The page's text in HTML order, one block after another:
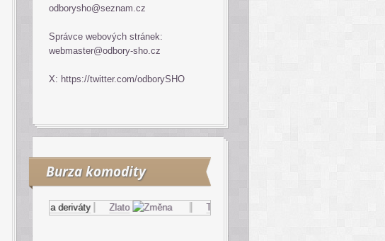
odborysho@seznam.cz
Správce webových stránek:
webmaster@odbory-sho.cz
X: https://twitter.com/odborySHO
Burza komodity
Komodity a deriváty Zlato Topný olej